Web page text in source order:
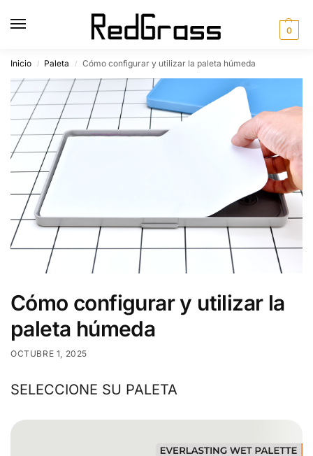
0
Inicio / Paleta / Cómo configurar y utilizar la paleta húmeda
Cómo configurar y utilizar la
paleta húmeda
OCTUBRE 1, 2025
SELECCIONE SU PALETA